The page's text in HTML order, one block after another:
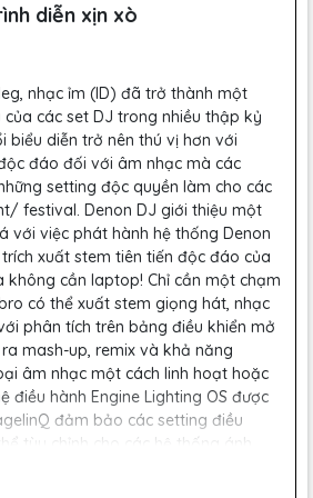
diễn xịn xò
nhạc ỉm (ID) đã trở thành một
các set DJ trong nhiều thập kỷ
biểu diễn trở nên thú vị hơn với
đáo đối với âm nhạc mà các
setting độc quyền làm cho các
festival. Denon DJ giới thiệu một
với việc phát hành hệ thống Denon
xuất stem tiên tiến độc đáo của
không cần laptop! Chỉ cần một chạm
có thể xuất stem giọng hát, nhạc
phân tích trên bảng điều khiển mở
mash-up, remix và khả năng
âm nhạc một cách linh hoạt hoặc
điều hành Engine Lighting OS được
đảm bảo các setting điều
tùy chỉnh cho các hệ thống ánh